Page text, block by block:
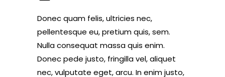
Donec quam felis, ultricies nec,
pellentesque eu, pretium quis, sem.
Nulla consequat massa quis enim.
Donec pede justo, fringilla vel, aliquet
nec, vulputate eget, arcu. In enim justo,